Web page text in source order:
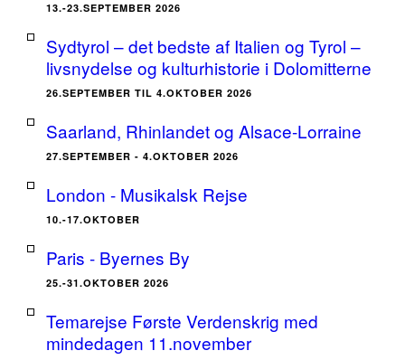
13.-23.SEPTEMBER 2026
Sydtyrol – det bedste af Italien og Tyrol –
livsnydelse og kulturhistorie i Dolomitterne
26.SEPTEMBER TIL 4.OKTOBER 2026
Saarland, Rhinlandet og Alsace-Lorraine
27.SEPTEMBER - 4.OKTOBER 2026
London - Musikalsk Rejse
10.-17.OKTOBER
Paris - Byernes By
25.-31.OKTOBER 2026
Temarejse Første Verdenskrig med
mindedagen 11.november